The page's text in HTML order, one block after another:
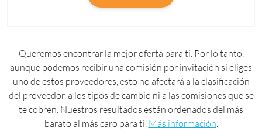
Queremos encontrar la mejor oferta para ti. Por lo tanto,
aunque podemos recibir una comisión por invitación si eliges
uno de estos proveedores, esto no afectará a la clasificación
del proveedor, a los tipos de cambio ni a las comisiones que se
te cobren. Nuestros resultados están ordenados del más
barato al más caro para ti. Más información.